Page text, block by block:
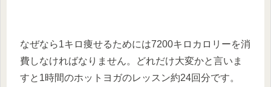
なぜなら1キロ痩せるためには7200キロカロリーを消
費しなければなりません。どれだけ大変かと言いま
すと1時間のホットヨガのレッスン約24回分です。